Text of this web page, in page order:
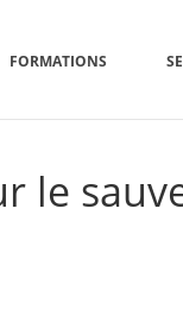
FORMATIONS
le